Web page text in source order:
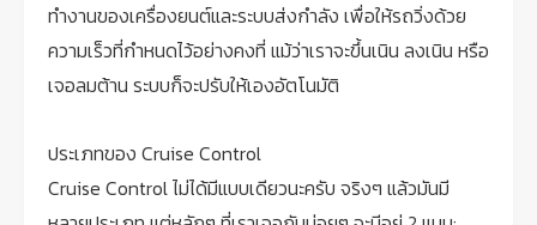
ทำงานของเครื่องยนต์และระบบส่งกำลัง เพื่อให้รถวิ่งด้วย
ความเร็วที่กำหนดไว้อย่างคงที่ แม้ว่าเราจะขึ้นเนิน ลงเนิน หรือ
เจอลมต้าน ระบบก็จะปรับให้เองอัตโนมัติ
ประเภทของ Cruise Control
Cruise Control ไม่ได้มีแบบเดียวนะครับ จริงๆ แล้วมันมี